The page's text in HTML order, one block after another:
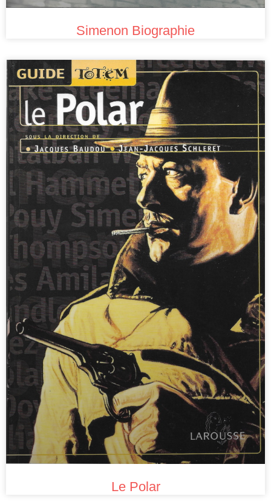
Simenon Biographie
Le Polar